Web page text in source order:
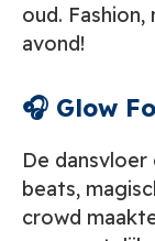
oud. Fashion,
avond!
🎧 Glow
De
beats,
crowd